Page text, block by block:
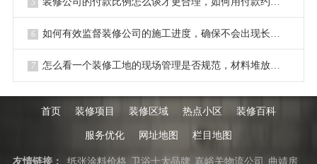
5
6 如何有效监督装修公司的施工进度，确保不会出现长时间拖延？
7 怎么看一个装修工地的现场管理是否规范，材料堆放是否整齐？
首页 装修项目 装修区域 热点小区 装修百科
服务优化 网址地图 栏目地图
友情链接： 纸张涂料价格 卫浴十大品牌 嘉峪关物流公司 曲靖房